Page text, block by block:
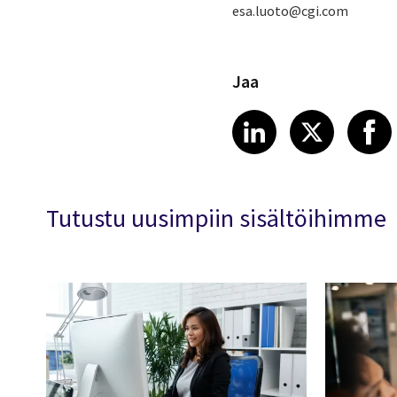
esa.luoto@cgi.com
Jaa
Share article
LinkedIn
Share
X
Tutustu uusimpiin sisältöihimme